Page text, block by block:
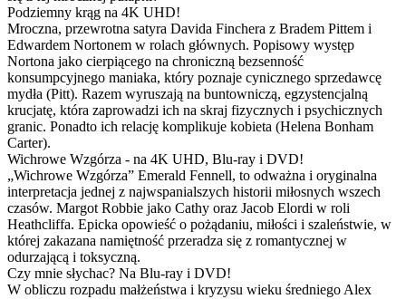
Podziemny krąg na 4K UHD!
Mroczna, przewrotna satyra Davida Finchera z Bradem Pittem i
Edwardem Nortonem w rolach głównych. Popisowy występ
Nortona jako cierpiącego na chroniczną bezsenność
konsumpcyjnego maniaka, który poznaje cynicznego sprzedawcę
mydła (Pitt). Razem wyruszają na buntowniczą, egzystencjalną
krucjatę, która zaprowadzi ich na skraj fizycznych i psychicznych
granic. Ponadto ich relację komplikuje kobieta (Helena Bonham
Carter).
Wichrowe Wzgórza - na 4K UHD, Blu-ray i DVD!
„Wichrowe Wzgórza” Emerald Fennell, to odważna i oryginalna
interpretacja jednej z najwspanialszych historii miłosnych wszech
czasów. Margot Robbie jako Cathy oraz Jacob Elordi w roli
Heathcliffa. Epicka opowieść o pożądaniu, miłości i szaleństwie, w
której zakazana namiętność przeradza się z romantycznej w
odurzającą i toksyczną.
Czy mnie słychac? Na Blu-ray i DVD!
W obliczu rozpadu małżeństwa i kryzysu wieku średniego Alex